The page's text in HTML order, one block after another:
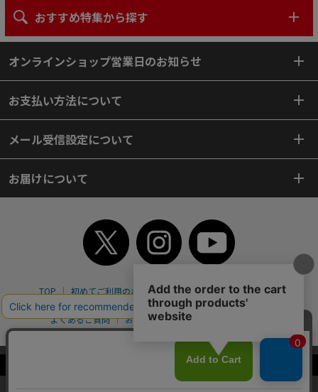
当サイトはクッキー（Cookie）を使用しています。Cookieの使用に同意いた
だける場合は「OK」をクリックしてください。
おすすめ特集から探す
オンラインショップ営業日のお知らせ
お支払い方法について
メール受信設定について
お届けについて
TOP 初めてご利用のお客様へ ご利用案内
ご利用規約
個人情報保護方針
特定商取引法
会社案内
よくあるご質問
お問い合わせ
ピンポイントサーチ
サイトマップ
Copyright© 2018 SHIMOJIMA Co.,Ltd. All Rights Reserved.